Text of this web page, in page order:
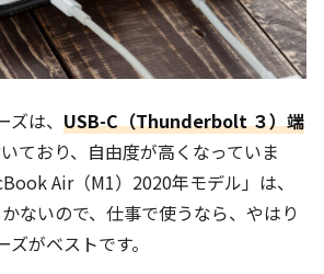
は、 USB-C（Thunderbolt ３）端
ており、自由度が高くなっていま
Air（M1）2020年モデル」は、
ないので、仕事で使うなら、やはり
がベストです。